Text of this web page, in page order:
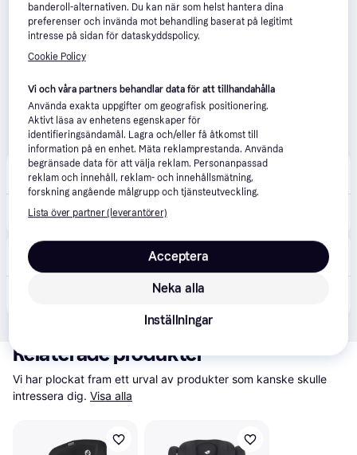
Pyret & Snäckan
Fri frakt
3-4 dagar
Relaterade produkter
Vi har plockat fram ett urval av produkter som kanske skulle
intressera dig. Visa alla
banderoll-alternativen. Du kan när som helst hantera dina
preferenser och invända mot behandling baserat på legitimt
intresse på sidan för dataskyddspolicy.
Cookie Policy
Vi och våra partners behandlar data för att tillhandahålla
Använda exakta uppgifter om geografisk positionering.
Aktivt läsa av enhetens egenskaper för
identifieringsändamål. Lagra och/eller få åtkomst till
information på en enhet. Mäta reklamprestanda. Använda
begränsade data för att välja reklam. Personanpassad
reklam och innehåll, reklam- och innehållsmätning,
forskning angående målgrupp och tjänsteutveckling.
Lista över partner (leverantörer)
Neka alla
Acceptera
Inställningar